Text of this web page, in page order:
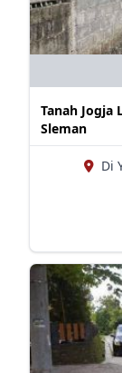
Tanah Jogja
Sleman
Di